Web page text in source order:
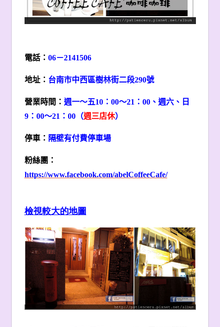
電話： 06－2141506
地址： 台南市中西區樹林街二段290號
營業時間： 週一～五10：00～21：00、週六、日
9：00～21：00（週三店休）
停車： 隔壁有付費停車場
粉絲團：
https://www.facebook.com/abelCoffeeCafe/
檢視較大的地圖